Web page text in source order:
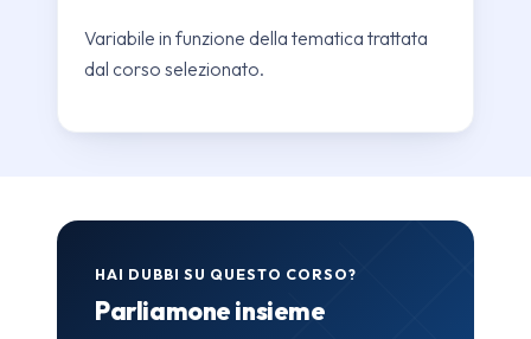
Variabile in funzione della tematica trattata
dal corso selezionato.
HAI DUBBI SU QUESTO CORSO?
Parliamone insieme